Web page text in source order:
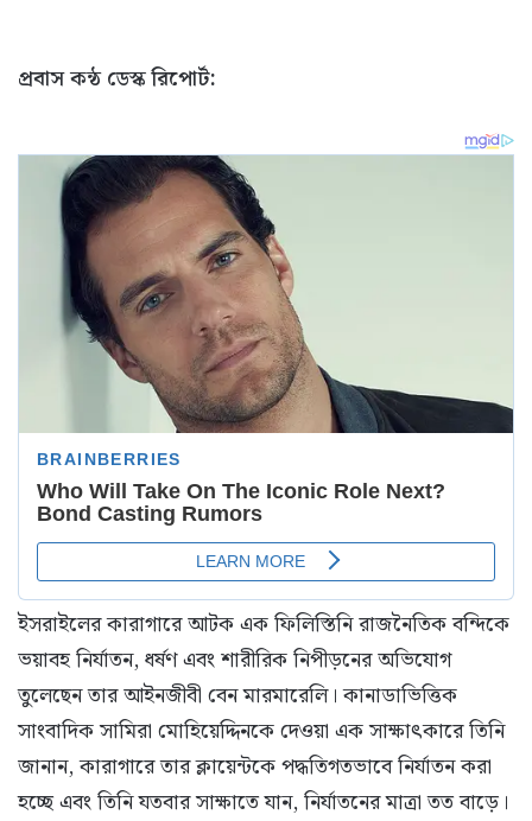
প্রবাস কন্ঠ ডেস্ক রিপোর্ট:
ইসরাইলের কারাগারে আটক এক ফিলিস্তিনি রাজনৈতিক বন্দিকে
ভয়াবহ নির্যাতন, ধর্ষণ এবং শারীরিক নিপীড়নের অভিযোগ
তুলেছেন তার আইনজীবী বেন মারমারেলি। কানাডাভিত্তিক
সাংবাদিক সামিরা মোহিয়েদ্দিনকে দেওয়া এক সাক্ষাৎকারে তিনি
জানান, কারাগারে তার ক্লায়েন্টকে পদ্ধতিগতভাবে নির্যাতন করা
হচ্ছে এবং তিনি যতবার সাক্ষাতে যান, নির্যাতনের মাত্রা তত বাড়ে।